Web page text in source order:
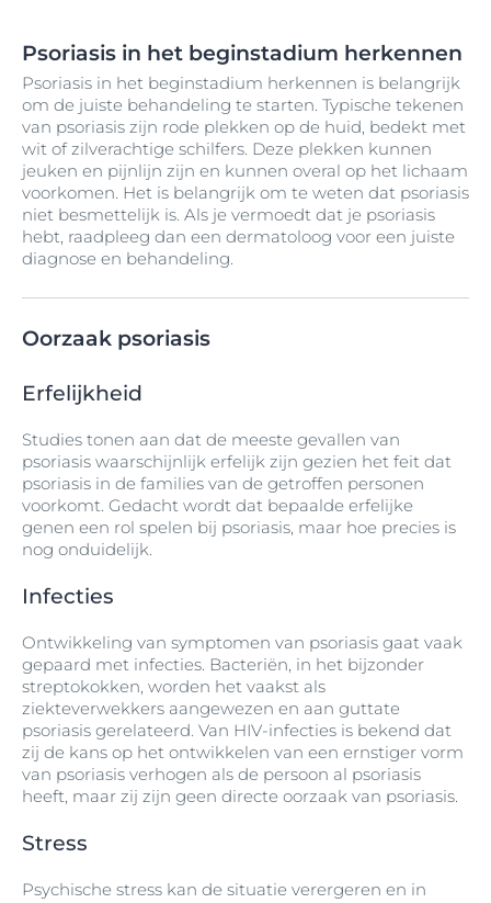
Psoriasis in het beginstadium herkennen
Psoriasis in het beginstadium herkennen is belangrijk
om de juiste behandeling te starten. Typische tekenen
van psoriasis zijn rode plekken op de huid, bedekt met
wit of zilverachtige schilfers. Deze plekken kunnen
jeuken en pijnlijn zijn en kunnen overal op het lichaam
voorkomen. Het is belangrijk om te weten dat psoriasis
niet besmettelijk is. Als je vermoedt dat je psoriasis
hebt, raadpleeg dan een dermatoloog voor een juiste
diagnose en behandeling.
Oorzaak psoriasis
Erfelijkheid
Studies tonen aan dat de meeste gevallen van
psoriasis waarschijnlijk erfelijk zijn gezien het feit dat
psoriasis in de families van de getroffen personen
voorkomt. Gedacht wordt dat bepaalde erfelijke
genen een rol spelen bij psoriasis, maar hoe precies is
nog onduidelijk.
Infecties
Ontwikkeling van symptomen van psoriasis gaat vaak
gepaard met infecties. Bacteriën, in het bijzonder
streptokokken, worden het vaakst als
ziekteverwekkers aangewezen en aan guttate
psoriasis gerelateerd. Van HIV-infecties is bekend dat
zij de kans op het ontwikkelen van een ernstiger vorm
van psoriasis verhogen als de persoon al psoriasis
heeft, maar zij zijn geen directe oorzaak van psoriasis.
Stress
Psychische stress kan de situatie verergeren en in